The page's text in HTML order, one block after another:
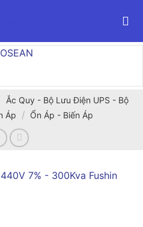
Ắc Quy - Bộ Lưu Điện UPS - Bộ
Áp
/ Ổn Áp - Biến Áp